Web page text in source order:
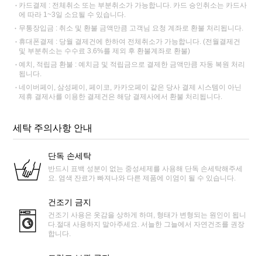
카드결제 : 전체취소 또는 부분취소가 가능합니다. 카드 승인취소는 카드사
에 따라 1~3일 소요될 수 있습니다.
무통장입금 : 취소 및 환불 금액만큼 고객님 요청 계좌로 환불 처리됩니다.
휴대폰결제 : 당월 결제건에 한하여 전체취소가 가능합니다. (전월결제건
및 부분취소는 수수료 3.6%를 제외 후 환불계좌로 환불)
예치, 적립금 환불 : 예치금 및 적립금으로 결제한 금액만큼 자동 복원 처리
됩니다.
네이버페이, 삼성페이, 페이코, 카카오페이 같은 당사 결제 시스템이 아닌
제휴 결제사를 이용한 결제건은 해당 결제사에서 환불 처리됩니다.
세탁 주의사항 안내
단독 손세탁
반드시 표백 성분이 없는 중성세제를 사용해 단독 손세탁해주세
요. 염색 잔료가 빠져나와 다른 제품에 이염이 될 수 있습니다.
건조기 금지
건조기 사용은 옷감을 상하게 하며, 형태가 변형되는 원인이 됩니
다.절대 사용하지 말아주세요. 서늘한 그늘에서 자연건조를 권장
합니다.